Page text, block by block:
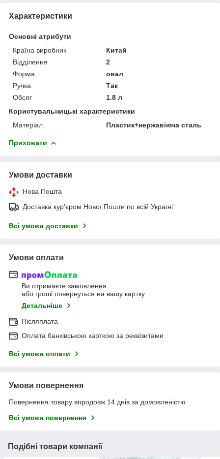
Характеристики
Основні атрибути
Країна виробник
Китай
Відділення
2
Форма
овал
Ручка
Так
Обсяг
1.8 л
Користувальницькі характеристики
Матеріал
Пластик+нержавіюча сталь
Приховати
Умови доставки
Нова Пошта
Доставка кур'єром Нової Пошти по всій Україні
Всі умови доставки
Умови оплати
Ви отримаєте замовлення
або гроші повернуться на вашу картку
Детальніше
Післяплата
Оплата банківською карткою за реквізитами
Всі умови оплати
Умови повернення
Повернення товару впродовж 14 днів за домовленістю
Всі умови повернення
Подібні товари компанії